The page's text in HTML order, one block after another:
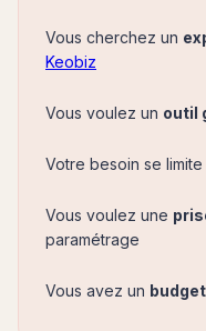
Vous cherchez un
Keobiz
Vous voulez un outil
Votre besoin se limite
Vous voulez une
paramétrage
Vous avez un